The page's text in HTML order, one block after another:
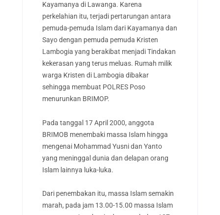
Kayamanya di Lawanga. Karena
perkelahian itu, terjadi pertarungan antara
pemuda-pemuda Islam dari Kayamanya dan
Sayo dengan pemuda pemuda Kristen
Lambogia yang berakibat menjadi Tindakan
kekerasan yang terus meluas. Rumah milik
warga Kristen di Lambogia dibakar
sehingga membuat POLRES Poso
menurunkan BRIMOP.
Pada tanggal 17 April 2000, anggota
BRIMOB menembaki massa Islam hingga
mengenai Mohammad Yusni dan Yanto
yang meninggal dunia dan delapan orang
Islam lainnya luka-luka.
Dari penembakan itu, massa Islam semakin
marah, pada jam 13.00-15.00 massa Islam